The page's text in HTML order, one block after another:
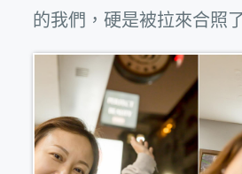
的我們，硬是被拉來合照